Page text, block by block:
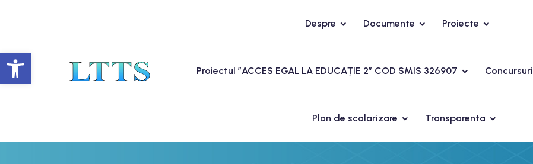
Deschide bara de unelte
Despre Documente Proiecte
Proiectul ”ACCES EGAL LA EDUCAȚIE 2” COD SMIS 326907 Concursuri
Plan de scolarizare Transparenta